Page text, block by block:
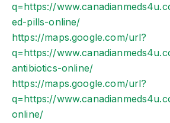
q=https://
ed-pills-online/
https://maps.google.com/url?
q=https://
antibiotics-online/
https://maps.google.com/url?
q=https://
online/